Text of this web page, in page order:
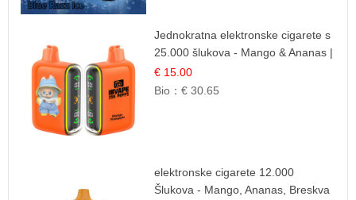
Jednokratna elektronske cigarete s
25.000 šlukova - Mango & Ananas |
Egzotična Voćna Mješavina
€ 15.00
Bio：€ 30.65
elektronske cigarete 12.000
Šlukova - Mango, Ananas, Breskva